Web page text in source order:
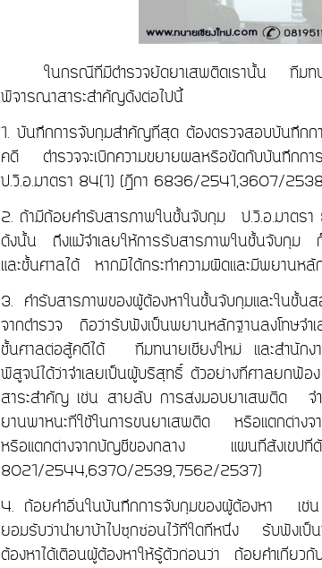
ในกรณีที่มีตำรวจยัดยาเสพติดเรานั้น ทีมท
พิจารณาสาระสำคัญดังต่อไปนี้
1. บันทึกการจับกุมสำคัญที่สุด ต้องตรวจสอบบันทึกก
คดี ตำรวจจะเบิกความขยายผลหรือขัดกับบันทึกการ
ป.วิ.อ.มาตรา 84(1) (ฎีกา 6836/2541,3607/2538
2. ถ้ามีถ้อยคำรับสารภาพในชั้นจับกุม ป.วิ.อ.มา
ดังนั้น ถึงแม้จำเลยให้การรับสารภาพในชั้นจับกุม
และชั้นศาลได้ หากมิได้กระทำความผิดและมีพยานหลั
3. คำรับสารภาพของผู้ต้องหาในชั้นจับกุมและในชั้นส
จากตำรวจ ถือว่ารับฟังเป็นพยานหลักฐานลงโทษจ
ชั้นศาลต่อสู้คดีได้ ทีมทนายเชียงใหม่ และสำนักงา
พิสูจน์ได้ว่าจำเลยเป็นผู้บริสุทธิ์ ตัวอย่างที่ศาลยกฟ้อ
สาระสำคัญ เช่น สายลับ การส่งมอบยาเสพติด
ยานพาหนะที่ใช้ในการขนยาเสพติด หรือแตกต่างจ
หรือแตกต่างจากบัญชีของกลาง แผนที่สังเข
8021/2544,6370/2539,7562/2537)
4. ถ้อยคำอื่นในบันทึกการจับกุมของผู้ต้องหา เช่น
ยอมรับว่านำยาบ้าไปซุกซ่อนไว้ที่ใดที่หนึ่ง รับฟังเ
ต้องหาได้เตือนผู้ต้องหาให้รู้ตัวก่อนว่า ถ้อยคำเกี่ย